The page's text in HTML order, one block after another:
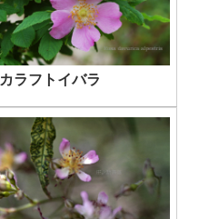
カラフトイバラ